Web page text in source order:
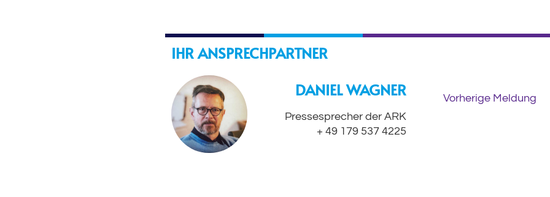
IHR ANSPRECHPARTNER
DANIEL WAGNER
Pressesprecher der ARK
+ 49 179 537 4225
Vorherige Meldung